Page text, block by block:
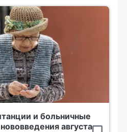
и больничные
августа